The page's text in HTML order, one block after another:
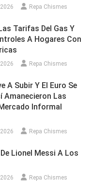
Repa Chismes
Tarifas Del Gas Y
A Hogares Con
Repa Chismes
A Subir Y El Euro Se
Amanecieron Las
Informal
Repa Chismes
Lionel Messi A Los
Repa Chismes